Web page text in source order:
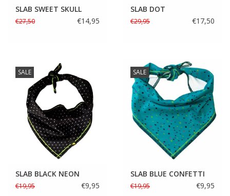
SLAB SWEET SKULL
€27,50 €14,95
SLAB DOT
€29,95 €17,50
SALE
SLAB BLACK NEON
€19,95 €9,95
SALE
SLAB BLUE CONFETTI
€19,95 €9,95